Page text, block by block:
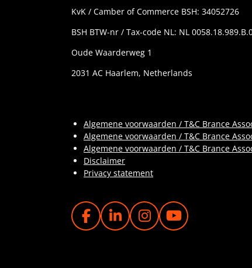
KvK / Camber of Commerce BSH: 34052726
BSH BTW-nr / Tax-code NL: NL
Oude Waarderweg 1
2031 AC Haarlem, Netherlands
Algemene voorwaarden / T&C Brance
Algemene voorwaarden / T&C Brance
Algemene voorwaarden / T&C Brance
Disclaimer
Privacy statement
F
A
L
I
I
N
Y
O